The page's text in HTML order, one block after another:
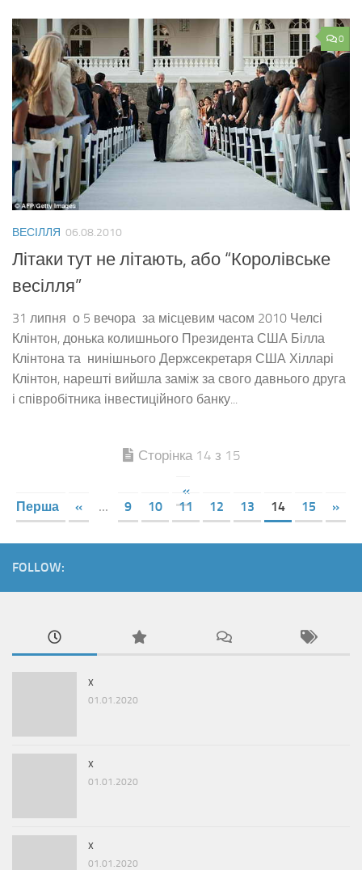
0
ВЕСІЛЛЯ 06.08.2010
Літаки тут не літають, або “Королівське
весілля”
31 липня о 5 вечора за місцевим часом 2010 Челсі
Клінтон, донька колишнього Президента США Білла
Клінтона та нинішнього Держсекретаря США Хілларі
Клінтон, нарешті вийшла заміж за свого давнього друга
і співробітника інвестиційного банку...
Сторінка 14 з 15
«
Перша
« ... 9 10 11 12 13 14 15 »
FOLLOW:
x
01.01.2020
x
01.01.2020
x
01.01.2020